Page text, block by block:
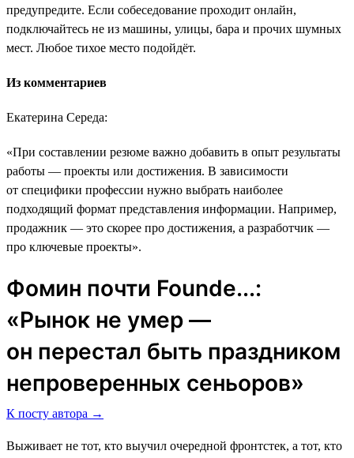
предупредите. Если собеседование проходит онлайн,
подключайтесь не из машины, улицы, бара и прочих шумных
мест. Любое тихое место подойдёт.
Из комментариев
Екатерина Середа:
«При составлении резюме важно добавить в опыт результаты
работы ― проекты или достижения. В зависимости
от специфики профессии нужно выбрать наиболее
подходящий формат представления информации. Например,
продажник ― это скорее про достижения, а разработчик ―
про ключевые проекты».
Фомин почти Founde...:
«Рынок не умер ―
он перестал быть праздником
непроверенных сеньоров»
К посту автора →
Выживает не тот, кто выучил очередной фронтстек, а тот, кто